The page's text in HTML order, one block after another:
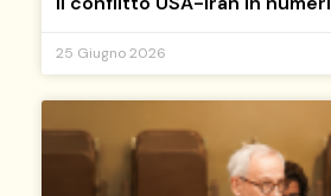
25 Giugno 2026